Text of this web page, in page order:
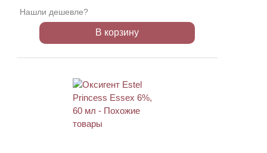
Нашли дешевле?
В корзину